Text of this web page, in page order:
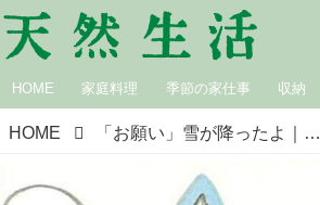
HOME 家庭料理 季節の家仕事 収納
HOME 「お願い」雪が降ったよ｜さんかくにっき